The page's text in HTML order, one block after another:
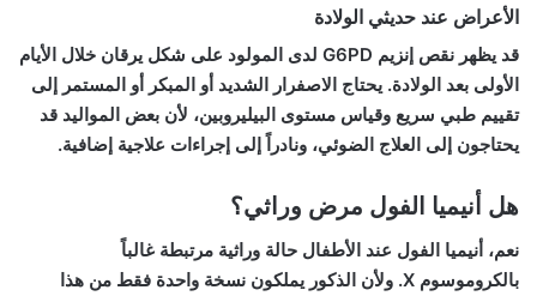
الأعراض عند حديثي الولادة
قد يظهر نقص إنزيم G6PD لدى المولود على شكل يرقان خلال الأيام
الأولى بعد الولادة. يحتاج الاصفرار الشديد أو المبكر أو المستمر إلى
تقييم طبي سريع وقياس مستوى البيليروبين، لأن بعض المواليد قد
يحتاجون إلى العلاج الضوئي، ونادراً إلى إجراءات علاجية إضافية.
هل أنيميا الفول مرض وراثي؟
نعم، أنيميا الفول عند الأطفال حالة وراثية مرتبطة غالباً
بالكروموسوم X. ولأن الذكور يملكون نسخة واحدة فقط من هذا